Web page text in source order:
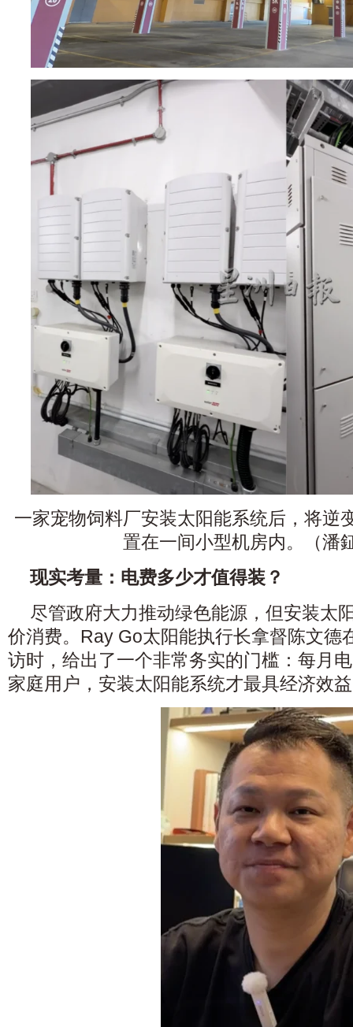
一家宠物饲料厂安装太阳能系统后，将逆
置在一间小型机房内。（潘
现实考量：电费多少才值得装？
尽管政府大力推动绿色能源，但安装太
价消费。Ray Go太阳能执行长拿督陈文德
访时，给出了一个非常务实的门槛：每月
家庭用户，安装太阳能系统才最具经济效